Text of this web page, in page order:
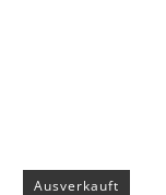
Ausverkauft